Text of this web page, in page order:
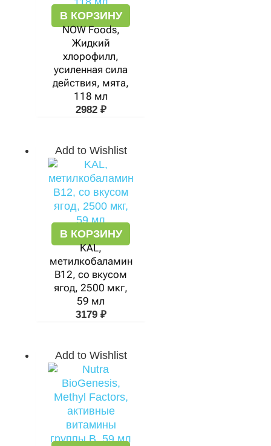
В КОРЗИНУ
NOW Foods,
Жидкий
хлорофилл,
усиленная сила
действия, мята,
118 мл
2982 ₽
Add to Wishlist
В КОРЗИНУ
KAL,
метилкобаламин
B12, со вкусом
ягод, 2500 мкг,
59 мл
3179 ₽
Add to Wishlist